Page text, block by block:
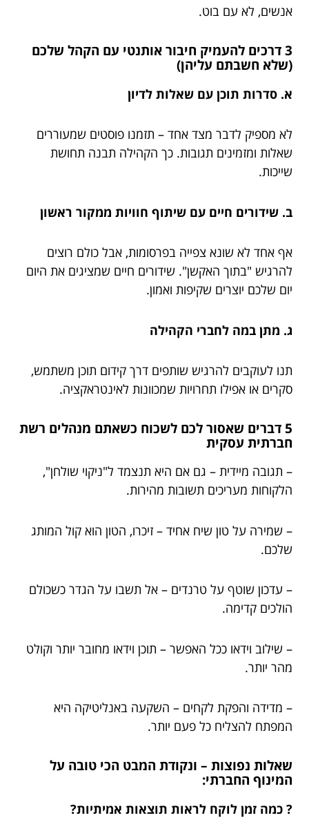
אנשים, לא עם בוט.
3 דרכים להעמיק חיבור אותנטי עם הקהל שלכם
(שלא חשבתם עליהן)
א. סדרות תוכן עם שאלות לדיון
לא מספיק לדבר מצד אחד – תזמנו פוסטים שמעוררים
שאלות ומזמינים תגובות. כך הקהילה תבנה תחושת
שייכות.
ב. שידורים חיים עם שיתוף חוויות ממקור ראשון
אף אחד לא שונא צפייה בפרסומות, אבל כולם רוצים
להרגיש "בתוך האקשן". שידורים חיים שמציגים את היום
יום שלכם יוצרים שקיפות ואמון.
ג. מתן במה לחברי הקהילה
תנו לעוקבים להרגיש שותפים דרך קידום תוכן משתמש,
סקרים או אפילו תחרויות שמכוונות לאינטראקציה.
5 דברים שאסור לכם לשכוח כשאתם מנהלים רשת
חברתית עסקית
– תגובה מיידית – גם אם היא תנצמד ל"ניקוי שולחן",
הלקוחות מעריכים תשובות מהירות.
– שמירה על טון שיח אחיד – זיכרו, הטון הוא קול המותג
שלכם.
– עדכון שוטף על טרנדים – אל תשבו על הגדר כשכולם
הולכים קדימה.
– שילוב וידאו ככל האפשר – תוכן וידאו מחובר יותר וקולט
מהר יותר.
– מדידה והפקת לקחים – השקעה באנליטיקה היא
המפתח להצליח כל פעם יותר.
שאלות נפוצות – ונקודת המבט הכי טובה על
המינוף החברתי:
? כמה זמן לוקח לראות תוצאות אמיתיות?